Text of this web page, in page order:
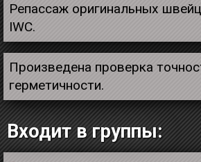
Репассаж оригинальных
IWC.
Произведена проверка
герметичности.
Входит в группы: